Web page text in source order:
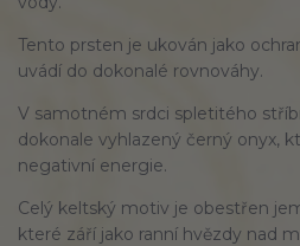
Tento prsten je ukován jako
uvádí do dokonalé rovnováhy.
V samotném srdci spletitého
dokonale vyhlazený černý onyx,
negativní energie.
Celý keltský motiv je obestřen
které září jako ranní hvězdy nad